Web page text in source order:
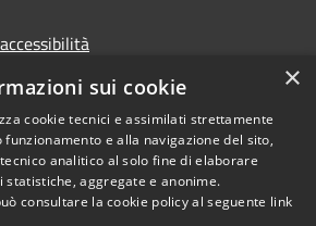
2026
Copyright © 2026 • Comune di
Rubano • Powered by
×
sui cookie
cookie tecnici e assimilati strettamente
e alla navigazione del sito,
analitico al solo fine di elaborare
statistiche, aggregate e anonime.
consultare la cookie policy al seguente link